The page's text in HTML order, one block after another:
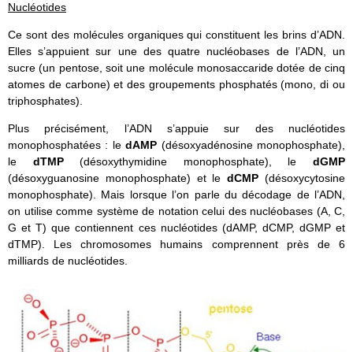
Nucléotides
Ce sont des molécules organiques qui constituent les brins d’ADN.
Elles s’appuient sur une des quatre nucléobases de l’ADN, un
sucre (un pentose, soit une molécule monosaccaride dotée de cinq
atomes de carbone) et des groupements phosphatés (mono, di ou
triphosphates).
Plus précisément, l’ADN s’appuie sur des nucléotides
monophosphatées : ledAMP (désoxyadénosine monophosphate),
le dTMP(désoxythymidine monophosphate), ledGMP
(désoxyguanosine monophosphate) et ledCMP(désoxycytosine
monophosphate). Mais lorsque l’on parle du décodage de l’ADN,
on utilise comme système de notation celui des nucléobases (A, C,
G et T) que contiennent ces nucléotides (dAMP, dCMP, dGMP et
dTMP). Les chromosomes humains comprennent près de 6
milliards de nucléotides.